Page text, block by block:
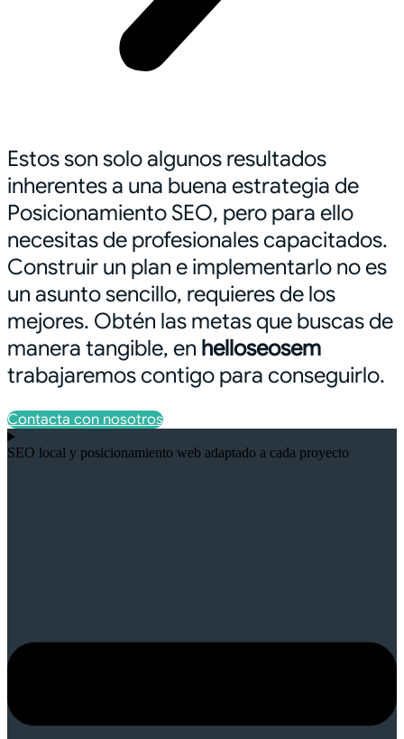
Estos son solo algunos resultados
inherentes a una buena estrategia de
Posicionamiento SEO, pero para ello
necesitas de profesionales capacitados.
Construir un plan e implementarlo no es
un asunto sencillo, requieres de los
mejores. Obtén las metas que buscas de
manera tangible, en helloseosem
trabajaremos contigo para conseguirlo.
Contacta con nosotros
SEO local y posicionamiento web adaptado a cada proyecto